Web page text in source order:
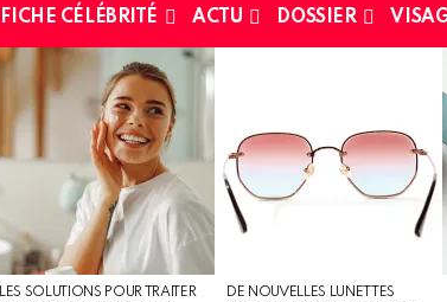
FICHE CÉLÉBRITÉ ACTU DOSSIER
LES SOLUTIONS POUR TRAITER
DE NOUVELLES LUNETTES